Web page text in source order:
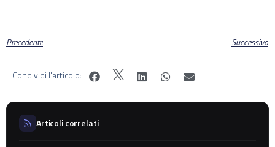
Precedente Successivo
Condividi l'articolo:
Articoli correlati